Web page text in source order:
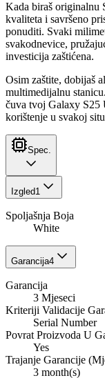
Kada biraš originalnu
kvaliteta i savršeno
ponuditi. Svaki
svakodnevice,
investicija zaštićena.
Osim zaštite, dobijaš
multimedijalnu
čuva tvoj Galaxy S25
korištenje u svakoj
Spec.
Izgled1
Spoljašnja Boja
White
Garancija4
Garancija
3 Mjeseci
Kriteriji Validacije
Serial Number
Povrat Proizvoda U
Yes
Trajanje Garancije
3 month(s)